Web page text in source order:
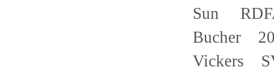
Sun
Bucher
Vickers